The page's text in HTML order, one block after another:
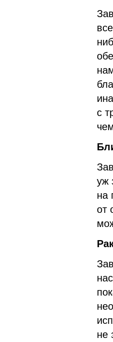
с
уж
на
от
не